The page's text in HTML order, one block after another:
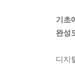
기초
완성
디지